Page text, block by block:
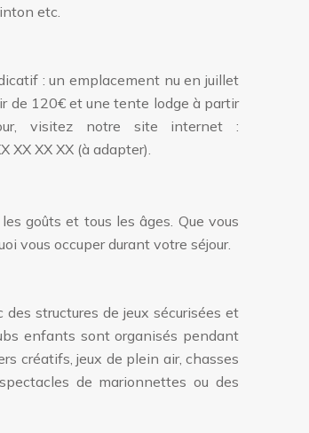
etc.
: un emplacement nu en juillet
de 120€ et une tente lodge à partir
visitez notre site internet :
XX XX (à adapter).
goûts et tous les âges. Que vous
vous occuper durant votre séjour.
structures de jeux sécurisées et
enfants sont organisés pendant
créatifs, jeux de plein air, chasses
de marionnettes ou des